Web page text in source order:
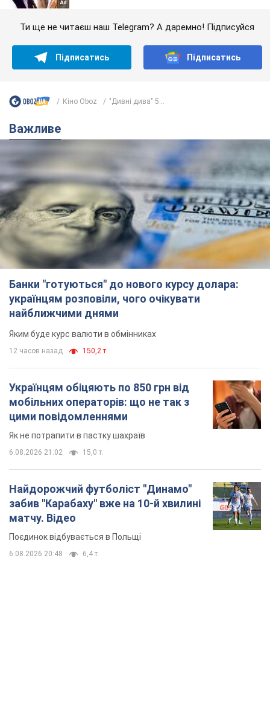
Ти ще не читаєш наш Telegram? А даремно! Підписуйся
Підписатись Підписатись
Кіно Oboz "Дивні дива" 5...
Важливе
Банки "готуються" до нового курсу долара:
українцям розповіли, чого очікувати
найближчими днями
Яким буде курс валюти в обмінниках
12 часов назад 150,2 т.
Українцям обіцяють по 850 грн від
мобільних операторів: що не так з
цими повідомленнями
Як не потрапити в пастку шахраїв
6.08.2026 21:02 15,0 т.
Найдорожчий футболіст "Динамо"
забив "Карабаху" вже на 10-й хвилині
матчу. Відео
Поєдинок відбувається в Польщі
6.08.2026 20:48 6,4 т.